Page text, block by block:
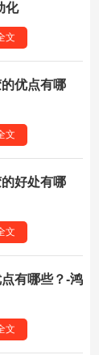
化
文
优点有哪
文
好处有哪
文
有哪些？-鸿
文